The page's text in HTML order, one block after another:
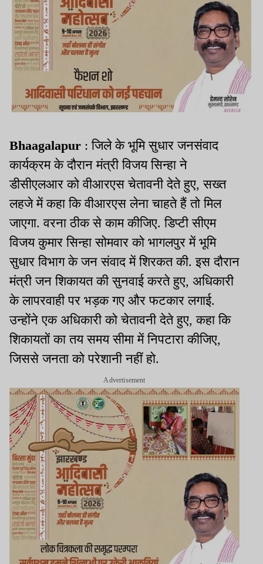
Bhaagalapur : जिले के भूमि सुधार जनसंवाद
कार्यक्रम के दौरान मंत्री विजय सिन्हा ने
डीसीएलआर को वीआरएस चेतावनी देते हुए, सख्त
लहजे में कहा कि वीआरएस लेना चाहते हैं तो मिल
जाएगा. वरना ठीक से काम कीजिए. डिप्टी सीएम
विजय कुमार सिन्हा सोमवार को भागलपुर में भूमि
सुधार विभाग के जन संवाद में शिरकत की. इस दौरान
मंत्री जन शिकायत की सुनवाई करते हुए, अधिकारी
के लापरवाही पर भड़क गए और फटकार लगाई.
उन्होंने एक अधिकारी को चेतावनी देते हुए, कहा कि
शिकायतों का तय समय सीमा में निपटारा कीजिए,
जिससे जनता को परेशानी नहीं हो.
Advertisement